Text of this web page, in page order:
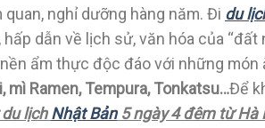
nghỉ dưỡng hàng năm. Đi du
dẫn về lịch sử, văn hóa của
ẩm thực độc đáo với những
mì Ramen, Tempura, Tonkatsu…Để
lịchNhật Bản5 ngày 4 đêm từ Hà